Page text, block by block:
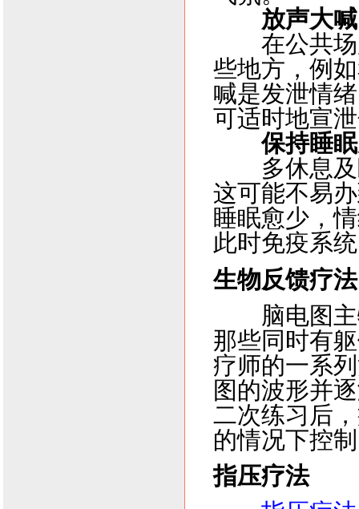
放声大喊
在公共
些地方，例
喊是发泄情
可适时地宣
保持睡
多休息
这可能不易
睡眠愈少，
此时免疫系
生物反馈疗法
脑电图主
那些同时有
疗师的一系
图的波形并
二次练习后
的情况下控
指压疗法